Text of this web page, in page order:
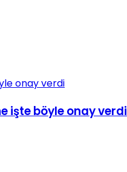
işte böyle onay verdi